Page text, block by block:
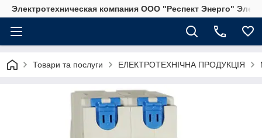
Электротехническая компания ООО "Респект Энерго"
Товари та послуги ЕЛЕКТРОТЕХНІЧНА ПРОДУКЦІЯ